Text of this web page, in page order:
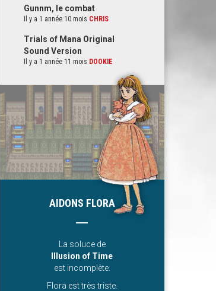
Gunnm, le combat
Il y a 1 année 10 mois CHRIS
Trials of Mana Original
Sound Version
Il y a 1 année 11 mois DOOKIE
AIDONS FLORA
La soluce de
Illusion of Time
est incomplète.
Flora est très triste.